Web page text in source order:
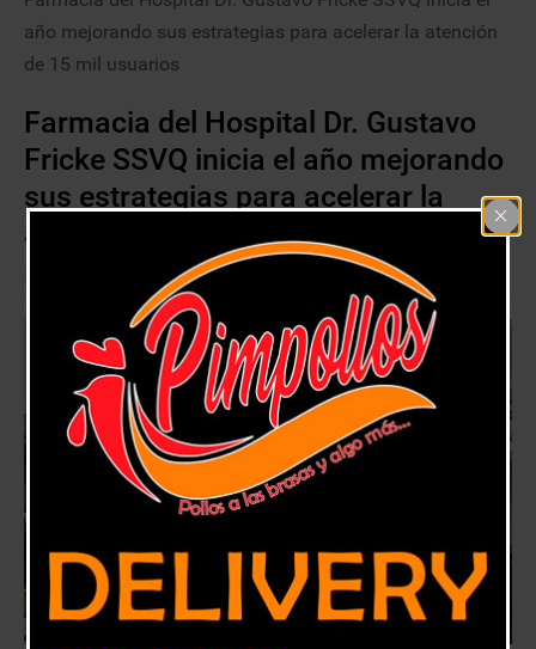
año mejorando sus estrategias para acelerar la atención
de 15 mil usuarios
Farmacia del Hospital Dr. Gustavo
Fricke SSVQ inicia el año mejorando
sus estrategias para acelerar la
atención de 15 mil usuarios
Región